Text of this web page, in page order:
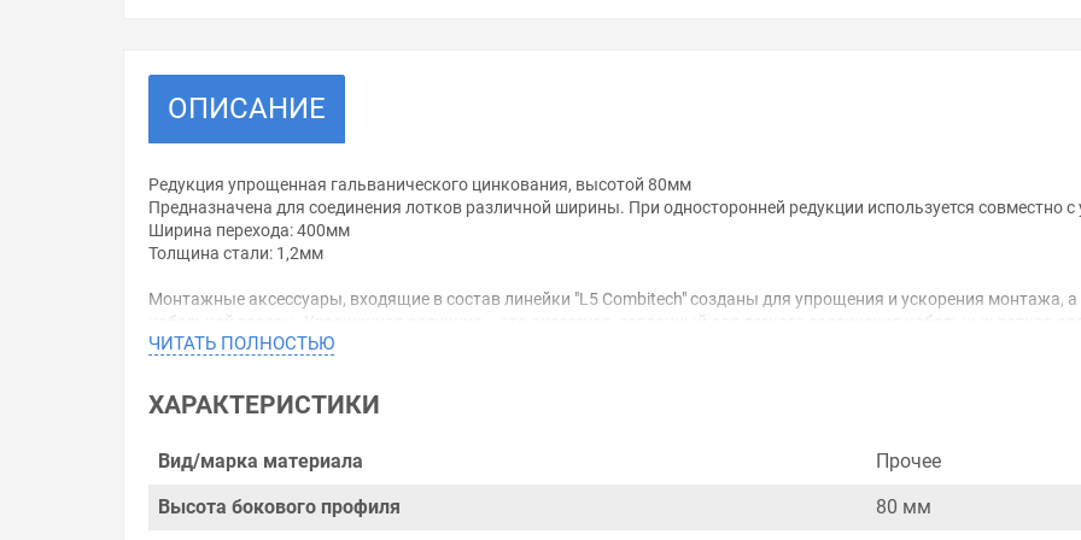
ОПИСАНИЕ
Редукция упрощенная гальванического цинкования, высотой 80мм
Предназначена для соединения лотков различной ширины. При односторонней редукции используется
Ширина перехода: 400мм
Толщина стали: 1,2мм
Монтажные аксессуары, входящие в состав линейки "L5 Combitech" созданы для упрощения и ускорения монтажа,
кабельной трассы. Упрощенная редукция – это аксессуар, созданный для легкого соединения кабельных лотков
закрепляться как с одной стороны лотка, так и с обеих (при односторонней редукции аксессуар необходимо
Уважаемые покупатели.
Обращаем Ваше внимание, что размещенная на данном сайте справочная информация о товарах не является
ЧИТАТЬ ПОЛНОСТЬЮ
ХАРАКТЕРИСТИКИ
Вид/марка материала
Прочее
Высота бокового профиля
80 мм